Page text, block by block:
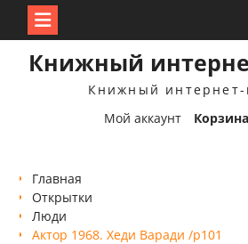
Книжный
Книжный интернет-
Мой аккаунт
Корзина
Главная
Открытки
Люди
Актор 1968. Хеди Варади /p101